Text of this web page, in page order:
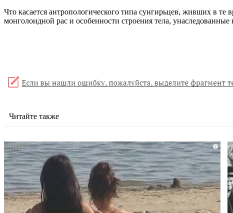
Что касается антропологического типа сунгирьцев, живших в
монголоидной рас и особенности строения тела,
Читайте также
i